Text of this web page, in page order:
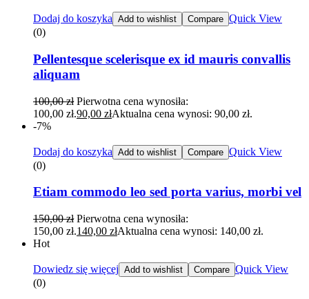
Dodaj do koszyka Add to wishlist Compare Quick View
(0)
Pellentesque scelerisque ex id mauris convallis
aliquam
100,00zł Pierwotna cena wynosiła:
100,00 zł.90,00 złAktualna cena wynosi: 90,00 zł.
-7%
Dodaj do koszyka Add to wishlist Compare Quick View
(0)
Etiam commodo leo sed porta varius, morbi vel
150,00zł Pierwotna cena wynosiła:
150,00 zł.140,00 złAktualna cena wynosi: 140,00 zł.
Hot
Dowiedz się więcej Add to wishlist Compare Quick View
(0)